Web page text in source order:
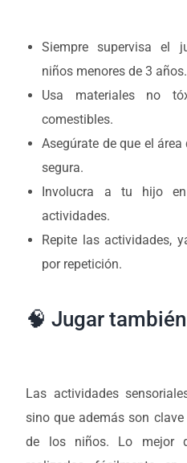
Siempre supervisa el
niños menores de 3 años.
Usa materiales no
comestibles.
Asegúrate de que el
segura.
Involucra a tu hijo
actividades.
Repite las actividades,
por repetición.
🧠 Jugar
Las actividades
sino que además son
de los niños. Lo mejor